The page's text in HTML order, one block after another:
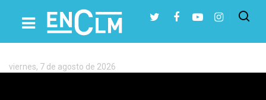
Etiqueta:
fiestas
Presiona Intro para buscar o ESC para cerrar
viernes, 7 de agosto de 2026